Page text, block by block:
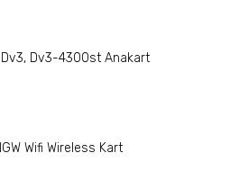
Dv3, Dv3-4300st Anakart
Wifi Wireless Kart